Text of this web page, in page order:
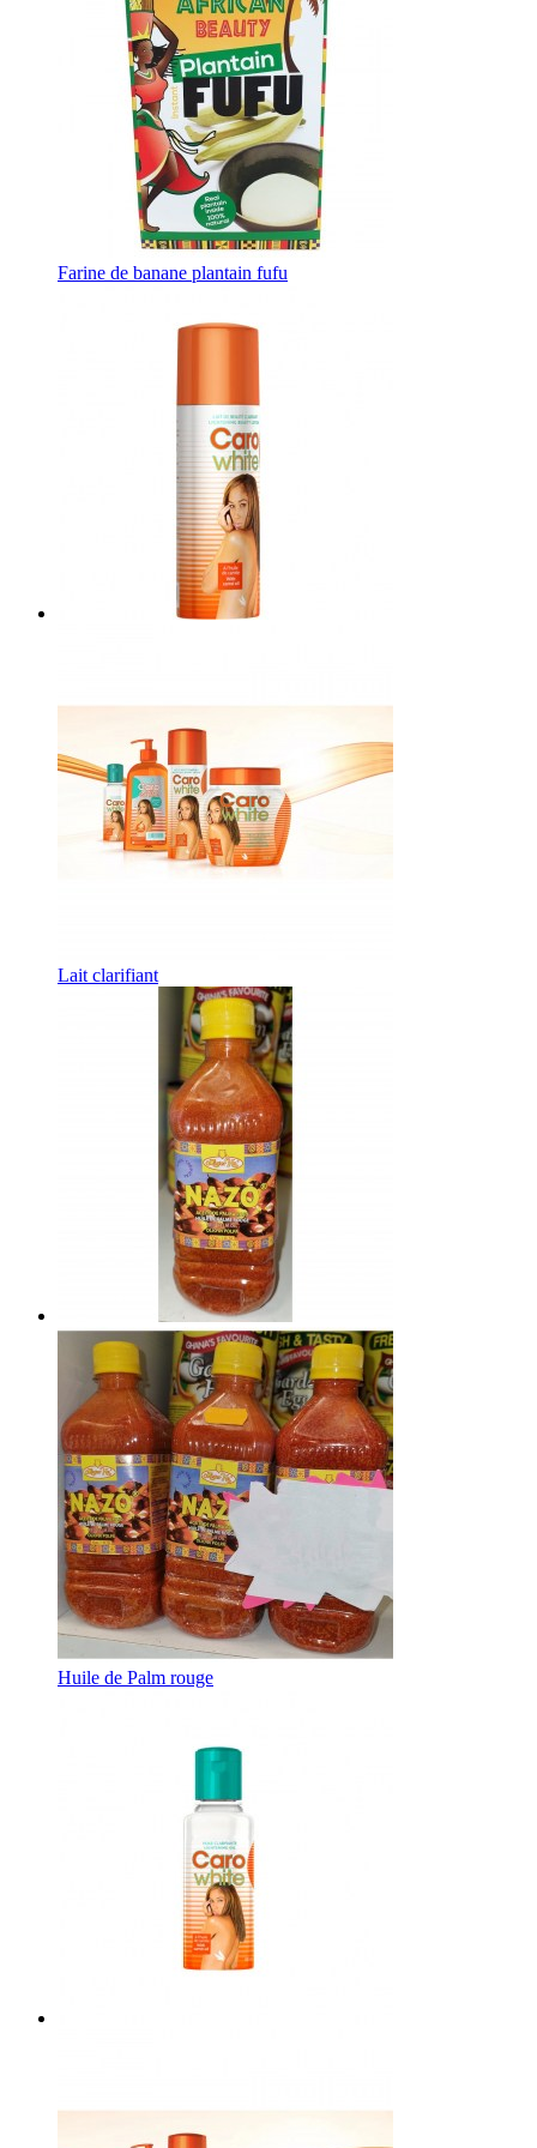
Farine de banane plantain fufu
Lait clarifiant
Huile de Palm rouge